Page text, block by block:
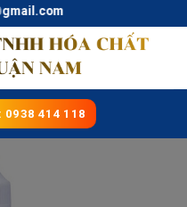
0938 414 118